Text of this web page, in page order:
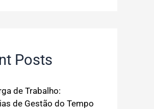
Posts
de Trabalho:
de Gestão do Tempo